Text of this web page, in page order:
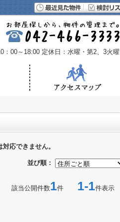
：00～18:00 定休日：水曜・第2、3火曜
応できません。
並び順：
該当公開件数1件 1-1件表示